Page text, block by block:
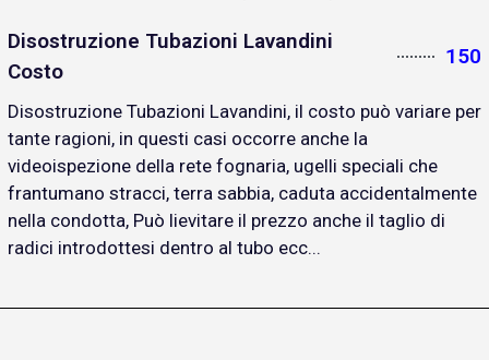
Disostruzione Tubazioni Lavandini
Costo
150
Disostruzione Tubazioni Lavandini, il costo può variare per
tante ragioni, in questi casi occorre anche la
videoispezione della rete fognaria, ugelli speciali che
frantumano stracci, terra sabbia, caduta accidentalmente
nella condotta, Può lievitare il prezzo anche il taglio di
radici introdottesi dentro al tubo ecc...